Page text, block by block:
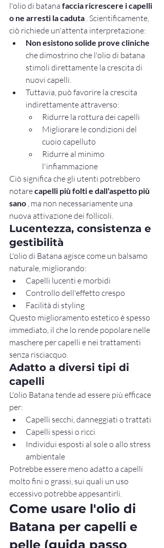
l'olio di batana faccia ricrescere i capelli
o ne arresti la caduta . Scientificamente,
ciò richiede un'attenta interpretazione:
Non esistono solide prove cliniche
che dimostrino che l'olio di batana
stimoli direttamente la crescita di
nuovi capelli.
Tuttavia, può favorire la crescita
indirettamente attraverso:
Ridurre la rottura dei capelli
Migliorare le condizioni del
cuoio capelluto
Ridurre al minimo
l'infiammazione
Ciò significa che gli utenti potrebbero
notare capelli più folti e dall'aspetto più
sano , ma non necessariamente una
nuova attivazione dei follicoli.
Lucentezza, consistenza e
gestibilità
L'olio di Batana agisce come un balsamo
naturale, migliorando:
Capelli lucenti e morbidi
Controllo dell'effetto crespo
Facilità di styling
Questo miglioramento estetico è spesso
immediato, il che lo rende popolare nelle
maschere per capelli e nei trattamenti
senza risciacquo.
Adatto a diversi tipi di
capelli
L'olio Batana tende ad essere più efficace
per:
Capelli secchi, danneggiati o trattati
Capelli spessi o ricci
Individui esposti al sole o allo stress
ambientale
Potrebbe essere meno adatto a capelli
molto fini o grassi, sui quali un uso
eccessivo potrebbe appesantirli.
Come usare l'olio di
Batana per capelli e
pelle (guida passo